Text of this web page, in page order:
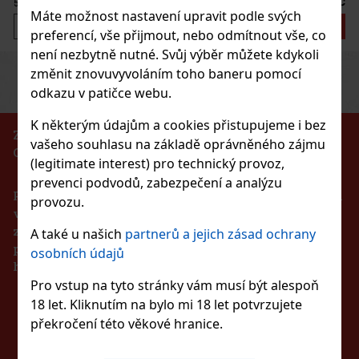
Máte možnost nastavení upravit podle svých
preferencí, vše přijmout, nebo odmítnout vše, co
není nezbytně nutné. Svůj výběr můžete kdykoli
změnit znovuvyvoláním toho baneru pomocí
odkazu v patičce webu.
K některým údajům a cookies přistupujeme i bez
vašeho souhlasu na základě oprávněného zájmu
(legitimate interest) pro technický provoz,
prevenci podvodů, zabezpečení a analýzu
provozu.
A také u našich partnerů a jejich zásad ochrany
osobních údajů
Pro vstup na tyto stránky vám musí být alespoň
18 let. Kliknutím na bylo mi 18 let potvrzujete
překročení této věkové hranice.
BLU 2 Hi pol Brass
(3 ks)
Kč bez DPH
Do košíku
Do košíku
Sleva: 43%
Watermelon dražé dóza 64 g
(> 5 ks)
Watermelon jsou žvýkačky bez cukru s osvěžující
příchutí, které přinášejí dlouhotrvající ovocnou chuť a
PreviousNext
ZÁKAZ PRODEJE ALKOHOLICKÝCH NÁPOJŮ
OSOBÁM MLADŠÍM 18 LET!!!
Podle zákona o evidenci tržeb je prodávající povinen
vystavit kupujícímu účtenku. Zároveň je povinen
zaevidovat přijatou tržbu u správce daně online v
případě technického výpadku pak nejpozději do 48
hodin.
ZŮSTAŇTE S NÁMI